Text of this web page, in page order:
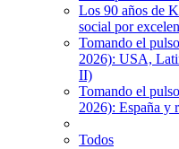
Los 90 años de
social por
Tomando el
2026): USA,
II)
Tomando el
2026): España y
Todos